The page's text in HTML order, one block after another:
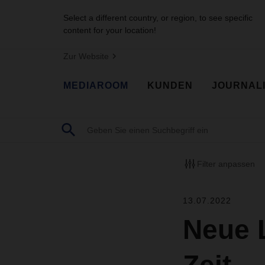
Select a different country, or region, to see specific
content for your location!
Zur Website
MEDIAROOM KUNDEN
Filter anpassen
13.07.2022
Neue